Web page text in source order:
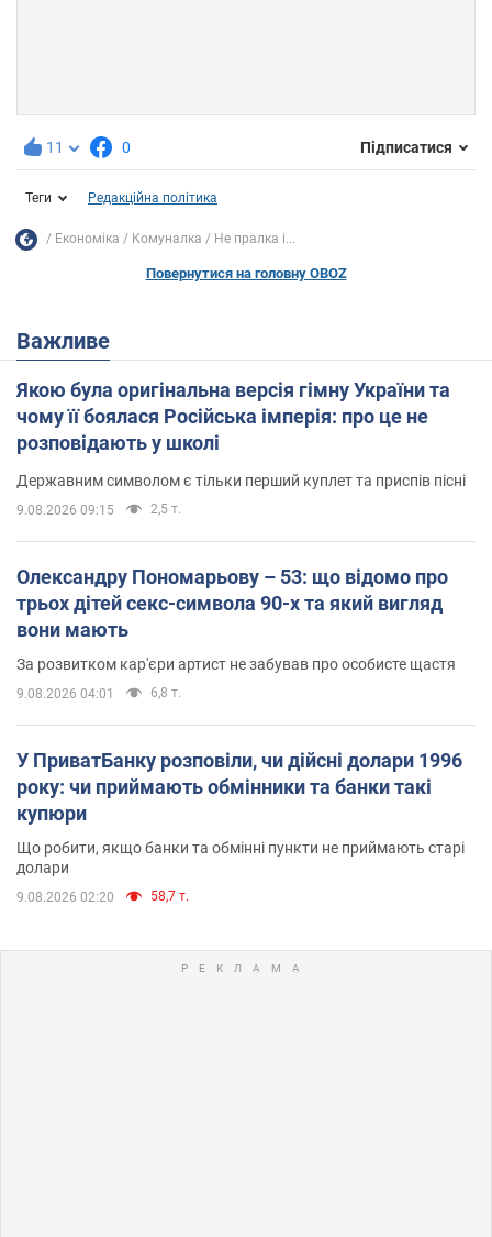
11 0 Підписатися
Теги Редакційна політика
Економіка Комуналка Не пралка і...
Повернутися на головну OBOZ
Важливе
Якою була оригінальна версія гімну України та
чому її боялася Російська імперія: про це не
розповідають у школі
Державним символом є тільки перший куплет та приспів пісні
9.08.2026 09:15 2,5 т.
Олександру Пономарьову – 53: що відомо про
трьох дітей секс-символа 90-х та який вигляд
вони мають
За розвитком кар'єри артист не забував про особисте щастя
9.08.2026 04:01 6,8 т.
У ПриватБанку розповіли, чи дійсні долари 1996
року: чи приймають обмінники та банки такі
купюри
Що робити, якщо банки та обмінні пункти не приймають старі
долари
9.08.2026 02:20 58,7 т.